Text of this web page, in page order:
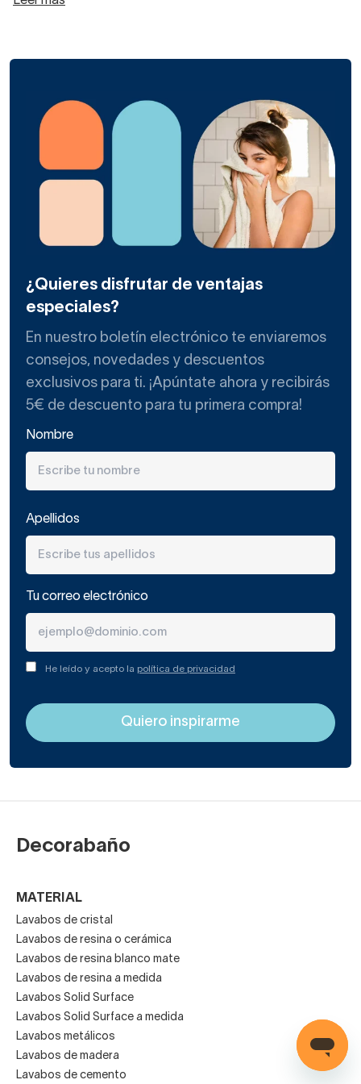
¿Quieres disfrutar de ventajas
especiales?
En nuestro boletín electrónico te enviaremos
consejos, novedades y descuentos
exclusivos para ti. ¡Apúntate ahora y recibirás
5€ de descuento para tu primera compra!
Nombre
Apellidos
Tu correo electrónico
He leído y acepto la política de privacidad
Decorabaño
MATERIAL
Lavabos de cristal
Lavabos de resina o cerámica
Lavabos de resina blanco mate
Lavabos de resina a medida
Lavabos Solid Surface
Lavabos Solid Surface a medida
Lavabos metálicos
Lavabos de madera
Lavabos de cemento